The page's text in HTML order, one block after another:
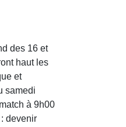
des 16 et
haut les
et
samedi
à 9h00
devenir